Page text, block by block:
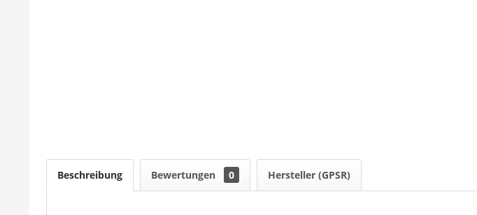
Beschreibung Bewertungen 0 Hersteller (GPSR)